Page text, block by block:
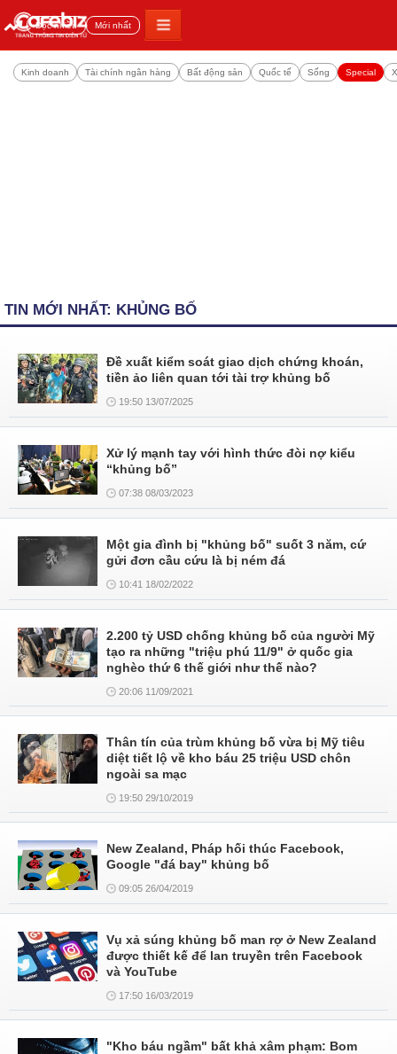
Đọc nhiều Mới nhất
Kinh doanh Tài chính ngân hàng Bất động sản Quốc tế Sống Special
TIN MỚI NHẤT: KHỦNG BỐ
Đề xuất kiểm soát giao dịch chứng khoán,
tiền ảo liên quan tới tài trợ khủng bố
19:50 13/07/2025
Xử lý mạnh tay với hình thức đòi nợ kiểu
“khủng bố”
07:38 08/03/2023
Một gia đình bị "khủng bố" suốt 3 năm, cứ
gửi đơn cầu cứu là bị ném đá
10:41 18/02/2022
2.200 tỷ USD chống khủng bố của người Mỹ
tạo ra những "triệu phú 11/9" ở quốc gia
nghèo thứ 6 thế giới như thế nào?
20:06 11/09/2021
Thân tín của trùm khủng bố vừa bị Mỹ tiêu
diệt tiết lộ về kho báu 25 triệu USD chôn
ngoài sa mạc
19:50 29/10/2019
New Zealand, Pháp hối thúc Facebook,
Google "đá bay" khủng bố
09:05 26/04/2019
Vụ xả súng khủng bố man rợ ở New Zealand
được thiết kế để lan truyền trên Facebook
và YouTube
17:50 16/03/2019
"Kho báu ngầm" bất khả xâm phạm: Bom